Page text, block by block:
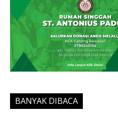
BANYAK DIBACA